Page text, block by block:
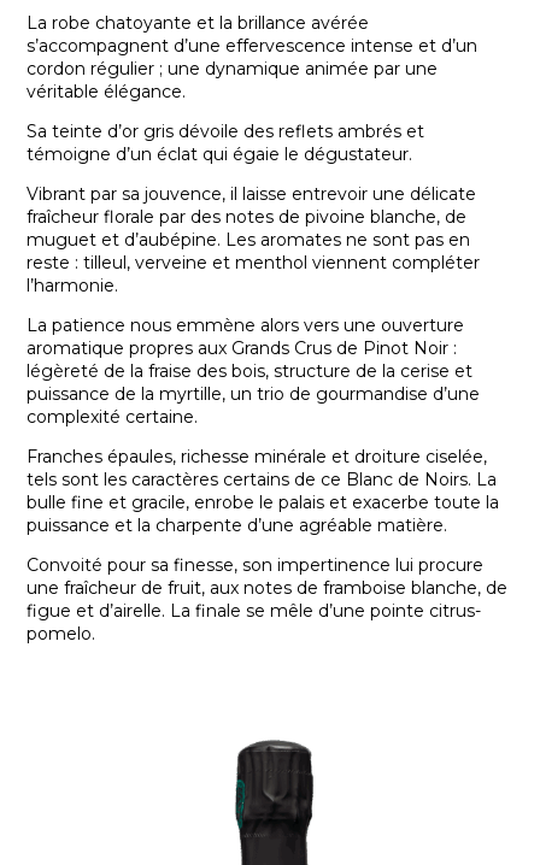
La robe chatoyante et la brillance avérée
s’accompagnent d’une effervescence intense et d’un
cordon régulier ; une dynamique animée par une
véritable élégance.
Sa teinte d’or gris dévoile des reflets ambrés et
témoigne d’un éclat qui égaie le dégustateur.
Vibrant par sa jouvence, il laisse entrevoir une délicate
fraîcheur florale par des notes de pivoine blanche, de
muguet et d’aubépine. Les aromates ne sont pas en
reste : tilleul, verveine et menthol viennent compléter
l’harmonie.
La patience nous emmène alors vers une ouverture
aromatique propres aux Grands Crus de Pinot Noir :
légèreté de la fraise des bois, structure de la cerise et
puissance de la myrtille, un trio de gourmandise d’une
complexité certaine.
Franches épaules, richesse minérale et droiture ciselée,
tels sont les caractères certains de ce Blanc de Noirs. La
bulle fine et gracile, enrobe le palais et exacerbe toute la
puissance et la charpente d’une agréable matière.
Convoité pour sa finesse, son impertinence lui procure
une fraîcheur de fruit, aux notes de framboise blanche, de
figue et d’airelle. La finale se mêle d’une pointe citrus-
pomelo.